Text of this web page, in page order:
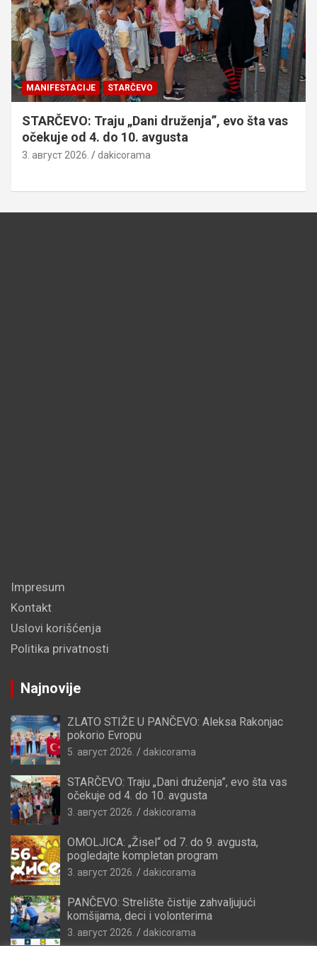
MANIFESTACIJE STARČEVO
STARČEVO: Traju „Dani druženja”, evo šta vas
očekuje od 4. do 10. avgusta
3. август 2026. dakicorama
Impresum
Kontakt
Uslovi korišćenja
Politika privatnosti
Najnovije
ZLATO STIŽE U PANČEVO: Aleksa Rakonjac
pokorio Evropu
5. август 2026. dakicorama
STARČEVO: Traju „Dani druženja”, evo šta vas
očekuje od 4. do 10. avgusta
3. август 2026. dakicorama
OMOLJICA: „Žisel“ od 7. do 9. avgusta,
pogledajte kompletan program
3. август 2026. dakicorama
PANČEVO: Strelište čistije zahvaljujući
komšijama, deci i volonterima
3. август 2026. dakicorama